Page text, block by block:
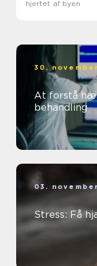
hjertet af byen
30.
At forstå
behandling
03.
Stress: Få